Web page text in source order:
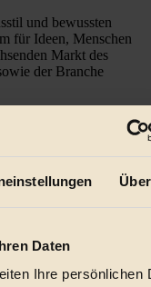
Daten
Ihre persönlichen
und bewussten
für Ideen, Menschen
Markt des
der Branche